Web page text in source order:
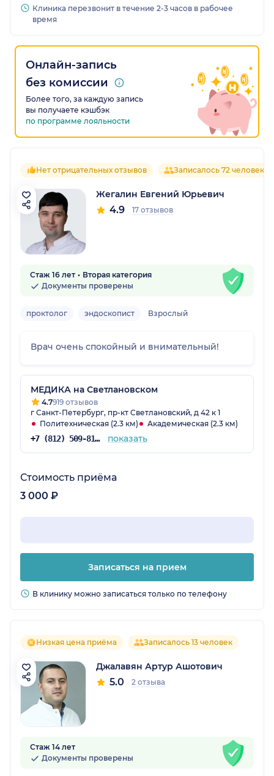
Клиника перезвонит в течение 2-3 часов в рабочее
время
Онлайн-запись
без комиссии
Более того, за каждую запись
вы получаете кэшбэк
по программе лояльности
Нет отрицательных отзывов Записалось 72 человека
Жегалин Евгений Юрьевич
4.9 17 отзывов
Стаж 16 лет
Вторая категория
Документы проверены
проктолог эндоскопист Взрослый
Врач очень спокойный и внимательный!
МЕДИКА на Светлановском
4.7919 отзывов
г Санкт-Петербург, пр-кт Светлановский, д 42 к 1
Политехническая (2.3 км)
Академическая (2.3 км)
+7 (812) 509-81-75 показать
Стоимость приёма
3 000 ₽
Записаться на прием
В клинику можно записаться только по телефону
Низкая цена приёма Записалось 13 человек
Джалавян Артур Ашотович
5.0 2 отзыва
Стаж 14 лет
Документы проверены